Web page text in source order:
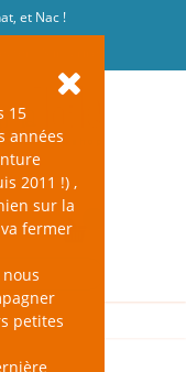
et Nac !
15
années
2011 !) ,
sur la
fermer
petites